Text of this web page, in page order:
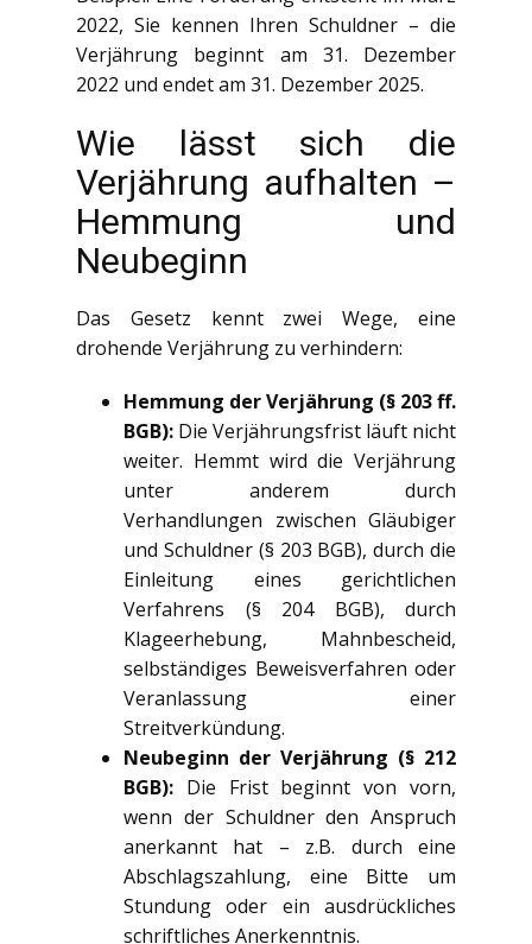
2022, Sie kennen Ihren Schuldner – die
Verjährung beginnt am 31. Dezember
2022 und endet am 31. Dezember 2025.
Wie lässt sich die
Verjährung aufhalten –
Hemmung und
Neubeginn
Das Gesetz kennt zwei Wege, eine
drohende Verjährung zu verhindern:
Hemmung der Verjährung (§ 203 ff.
BGB): Die Verjährungsfrist läuft nicht
weiter. Hemmt wird die Verjährung
unter anderem durch
Verhandlungen zwischen Gläubiger
und Schuldner (§ 203 BGB), durch die
Einleitung eines gerichtlichen
Verfahrens (§ 204 BGB), durch
Klageerhebung, Mahnbescheid,
selbständiges Beweisverfahren oder
Veranlassung einer
Streitverkündung.
Neubeginn der Verjährung (§ 212
BGB): Die Frist beginnt von vorn,
wenn der Schuldner den Anspruch
anerkannt hat – z.B. durch eine
Abschlagszahlung, eine Bitte um
Stundung oder ein ausdrückliches
schriftliches Anerkenntnis.